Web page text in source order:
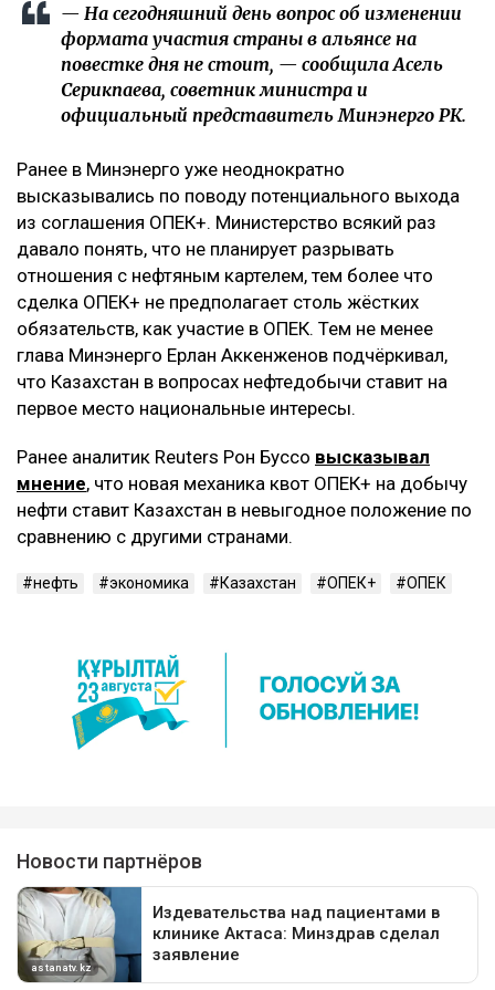
— На сегодняшний день вопрос об изменении
формата участия страны в альянсе на
повестке дня не стоит, — сообщила Асель
Серикпаева, советник министра и
официальный представитель Минэнерго РК.
Ранее в Минэнерго уже неоднократно
высказывались по поводу потенциального выхода
из соглашения ОПЕК+. Министерство всякий раз
давало понять, что не планирует разрывать
отношения с нефтяным картелем, тем более что
сделка ОПЕК+ не предполагает столь жёстких
обязательств, как участие в ОПЕК. Тем не менее
глава Минэнерго Ерлан Аккенженов подчёркивал,
что Казахстан в вопросах нефтедобычи ставит на
первое место национальные интересы.
Ранее аналитик Reuters Рон Буссо высказывал
мнение, что новая механика квот ОПЕК+ на добычу
нефти ставит Казахстан в невыгодное положение по
сравнению с другими странами.
нефть экономика Казахстан ОПЕК+ ОПЕК